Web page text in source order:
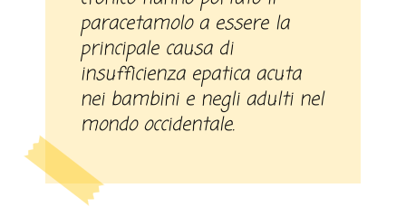
paracetamolo a essere la
principale causa di
insufficienza epatica acuta
nei bambini e negli adulti nel
mondo occidentale.